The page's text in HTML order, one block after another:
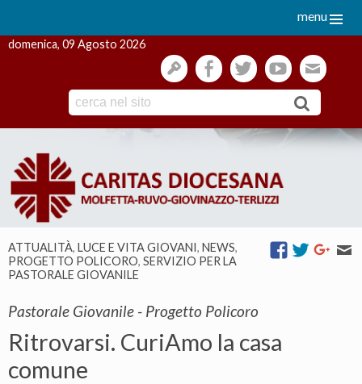
menu
domenica, 09 Agosto 2026
gestionefacebooktwitteryoutube
Skip
ATTUALITÀ, LUCE E VITA GIOVANI, NEWS,
PROGETTO POLICORO, SERVIZIO PER LA
PASTORALE GIOVANILE
Pastorale Giovanile - Progetto Policoro
Ritrovarsi. CuriAmo la casa
comune